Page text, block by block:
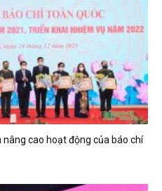
cao hoạt động của báo chí